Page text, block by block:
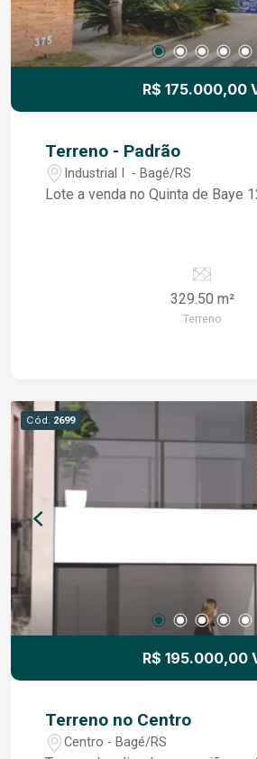
R$ 175.000,00
Terreno - Padrão
Industrial I - Bagé/RS
Lote a venda no Quinta de Baye
329.50 m²
Terreno
Cód. 2699
R$ 195.000,00
Terreno no Centro
Centro - Bagé/RS